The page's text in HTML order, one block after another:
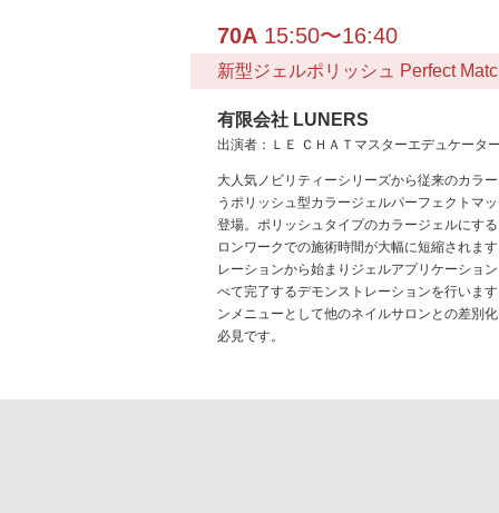
70A 15:50〜16:40
新型ジェルポリッシュ Perfect
有限会社 LUNERS
出演者：ＬＥ ＣＨＡＴマスターエデュケータ
大人気ノビリティーシリーズから従来のカラ
うポリッシュ型カラージェルパーフェクトマ
登場。ポリッシュタイプのカラージェルにす
ロンワークでの施術時間が大幅に短縮されま
レーションから始まりジェルアプリケーショ
べて完了するデモンストレーションを行いま
ンメニューとして他のネイルサロンとの差別
必見です。